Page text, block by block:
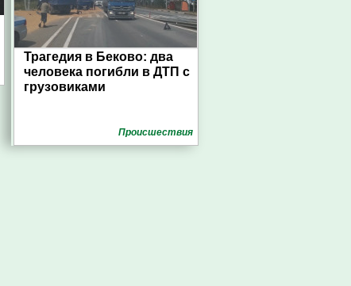
Трагедия в Беково: два
человека погибли в ДТП с
грузовиками
Проиcшествия